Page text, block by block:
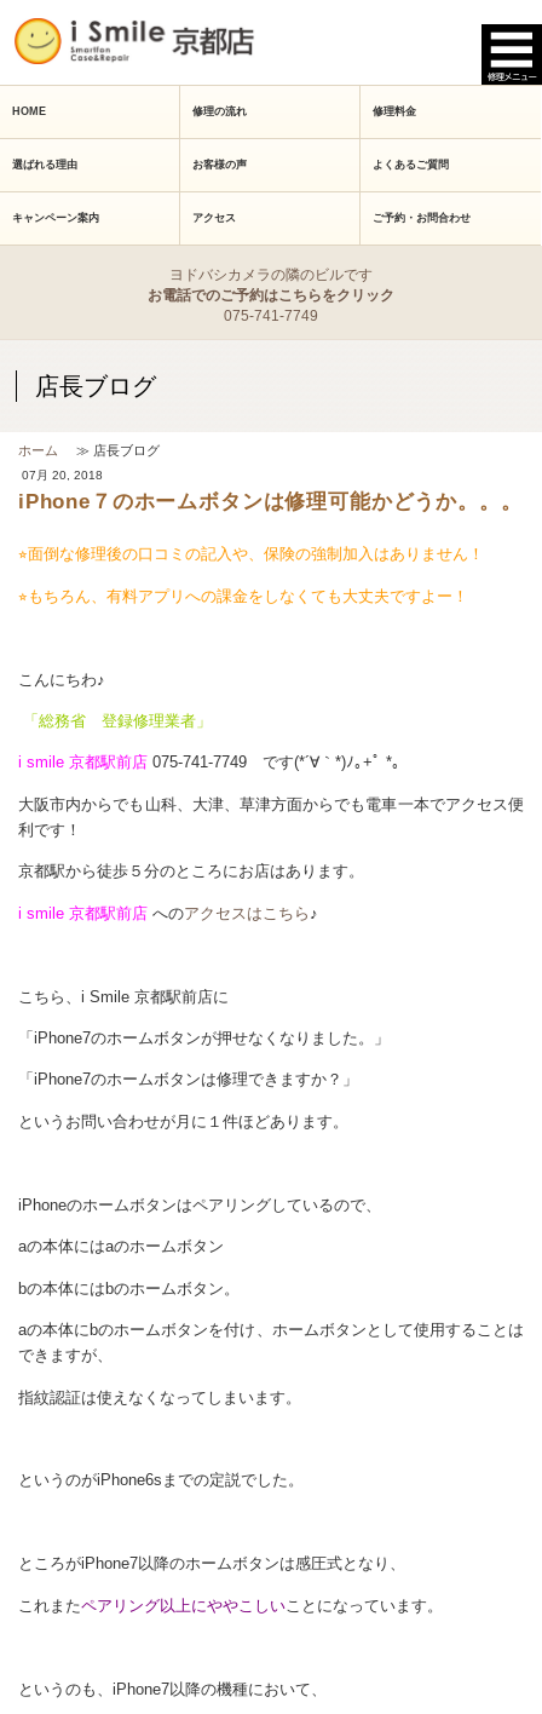
HOME 修理の流れ 修理料金
選ばれる理由 お客様の声 よくあるご質問
キャンペーン案内 アクセス ご予約・お問合わせ
ヨドバシカメラの隣のビルです
お電話でのご予約はこちらをクリック
075-741-7749
店長ブログ
ホーム ≫ 店長ブログ
07月 20, 2018
iPhone７のホームボタンは修理可能かどうか。。。
⭐︎面倒な修理後の口コミの記入や、保険の強制加入はありません！
⭐︎もちろん、有料アプリへの課金をしなくても大丈夫ですよー！
こんにちわ♪
「総務省 登録修理業者」
i smile 京都駅前店 075-741-7749 です(*´∀｀*)ﾉ｡+ﾟ *｡
大阪市内からでも山科、大津、草津方面からでも電車一本でアクセス便
利です！
京都駅から徒歩５分のところにお店はあります。
i smile 京都駅前店 へのアクセスはこちら ♪
こちら、i Smile 京都駅前店に
「iPhone7のホームボタンが押せなくなりました。」
「iPhone7のホームボタンは修理できますか？」
というお問い合わせが月に１件ほどあります。
iPhoneのホームボタンはペアリングしているので、
aの本体にはaのホームボタン
bの本体にはbのホームボタン。
aの本体にbのホームボタンを付け、ホームボタンとして使用することは
できますが、
指紋認証は使えなくなってしまいます。
というのがiPhone6sまでの定説でした。
ところがiPhone7以降のホームボタンは感圧式となり、
これまたペアリング以上にややこしい ことになっています。
というのも、iPhone7以降の機種において、